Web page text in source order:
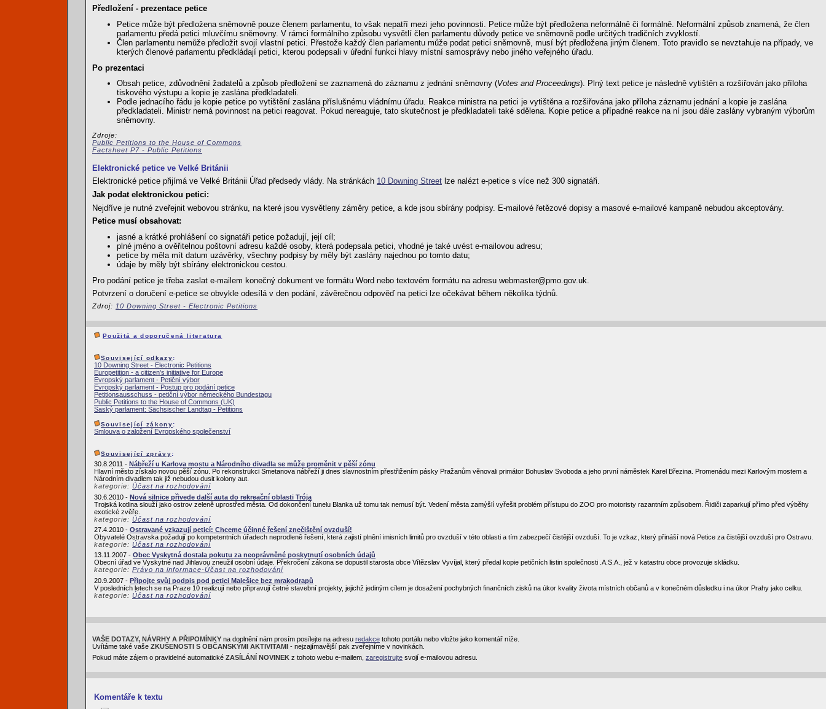
Předložení - prezentace petice
Petice může být předložena sněmovně pouze členem parlamentu, to však nepatří mezi jeho povinnosti. Petice může být předložena neformálně či formálně. Neformální způsob znamená, že člen
parlamentu předá petici mluvčímu sněmovny. V rámci formálního způsobu vysvětlí člen parlamentu důvody petice ve sněmovně podle určitých tradičních zvyklostí.
Člen parlamentu nemůže předložit svojí vlastní petici. Přestože každý člen parlamentu může podat petici sněmovně, musí být předložena jiným členem. Toto pravidlo se nevztahuje na případy, ve
kterých členové parlamentu předkládají petici, kterou podepsali v úřední funkci hlavy místní samosprávy nebo jiného veřejného úřadu.
Po prezentaci
Obsah petice, zdůvodnění žadatelů a způsob předložení se zaznamená do záznamu z jednání sněmovny (Votes and Proceedings). Plný text petice je následně vytištěn a rozšiřován jako příloha
tiskového výstupu a kopie je zaslána předkladateli.
Podle jednacího řádu je kopie petice po vytištění zaslána příslušnému vládnímu úřadu. Reakce ministra na petici je vytištěna a rozšiřována jako příloha záznamu jednání a kopie je zaslána
předkladateli. Ministr nemá povinnost na petici reagovat. Pokud nereaguje, tato skutečnost je předkladateli také sdělena. Kopie petice a případné reakce na ní jsou dále zaslány vybraným výborům
sněmovny.
Zdroje:
Public Petitions to the House of Commons
Factsheet P7 - Public Petitions
Elektronické petice ve Velké Británii
Elektronické petice přijímá ve Velké Británii Úřad předsedy vlády. Na stránkách 10 Downing Street lze nalézt e-petice s více než 300 signatáři.
Jak podat elektronickou petici:
Nejdříve je nutné zveřejnit webovou stránku, na které jsou vysvětleny záměry petice, a kde jsou sbírány podpisy. E-mailové řetězové dopisy a masové e-mailové kampaně nebudou akceptovány.
Petice musí obsahovat:
jasné a krátké prohlášení co signatáři petice požadují, její cíl;
plné jméno a ověřitelnou poštovní adresu každé osoby, která podepsala petici, vhodné je také uvést e-mailovou adresu;
petice by měla mít datum uzávěrky, všechny podpisy by měly být zaslány najednou po tomto datu;
údaje by měly být sbírány elektronickou cestou.
Pro podání petice je třeba zaslat e-mailem konečný dokument ve formátu Word nebo textovém formátu na adresu webmaster@pmo.gov.uk.
Potvrzení o doručení e-petice se obvykle odesílá v den podání, závěrečnou odpověď na petici lze očekávat během několika týdnů.
Zdroj: 10 Downing Street - Electronic Petitions
Použitá a doporučená literatura
Související odkazy:
10 Downing Street - Electronic Petitions
Europetition - a citizen's initiative for Europe
Evropský parlament - Petiční výbor
Evropský parlament - Postup pro podání petice
Petitionsausschuss - petiční výbor německého Bundestagu
Public Petitions to the House of Commons (UK)
Saský parlament: Sächsischer Landtag - Petitions
Související zákony:
Smlouva o založení Evropského společenství
Související zprávy:
30.8.2011 - Nábřeží u Karlova mostu a Národního divadla se může proměnit v pěší zónu
Hlavní město získalo novou pěší zónu. Po rekonstrukci Smetanova nábřeží ji dnes slavnostním přestřižením pásky Pražanům věnovali primátor Bohuslav Svoboda a jeho první náměstek Karel Březina. Promenádu mezi Karlovým mostem a
Národním divadlem tak již nebudou dusit kolony aut.
kategorie: Účast na rozhodování
30.6.2010 - Nová silnice přivede další auta do rekreační oblasti Trója
Trojská kotlina slouží jako ostrov zeleně uprostřed města. Od dokončení tunelu Blanka už tomu tak nemusí být. Vedení města zamýšlí vyřešit problém přístupu do ZOO pro motoristy razantním způsobem. Řidiči zaparkují přímo před výběhy
exotické zvěře.
kategorie: Účast na rozhodování
27.4.2010 - Ostravané vzkazují peticí: Chceme účinné řešení znečištění ovzduší!
Obyvatelé Ostravska požadují po kompetentních úřadech neprodleně řešení, která zajistí plnění imisních limitů pro ovzduší v této oblasti a tím zabezpečí čistější ovzduší. To je vzkaz, který přináší nová Petice za čistější ovzduší pro Ostravu.
kategorie: Účast na rozhodování
13.11.2007 - Obec Vyskytná dostala pokutu za neoprávněné poskytnutí osobních údajů
Obecní úřad ve Vyskytné nad Jihlavou zneužil osobní údaje. Překročení zákona se dopustil starosta obce Vítězslav Vyvíjal, který předal kopie petičních listin společnosti .A.S.A., jež v katastru obce provozuje skládku.
kategorie: Právo na informace-Účast na rozhodování
20.9.2007 - Připojte svůj podpis pod petici Malešice bez mrakodrapů
V posledních letech se na Praze 10 realizují nebo připravují četné stavební projekty, jejichž jediným cílem je dosažení pochybných finančních zisků na úkor kvality života místních občanů a v konečném důsledku i na úkor Prahy jako celku.
kategorie: Účast na rozhodování
VAŠE DOTAZY, NÁVRHY A PŘIPOMÍNKY na doplnění nám prosím posílejte na adresu redakce tohoto portálu nebo vložte jako komentář níže.
Uvítáme také vaše ZKUŠENOSTI S OBČANSKÝMI AKTIVITAMI
- nejzajímavější pak zveřejníme v novinkách.
Pokud máte zájem o pravidelné automatické ZASÍLÁNÍ NOVINEK z tohoto webu e-mailem, zaregistrujte svojí e-mailovou adresu.
Komentáře k textu